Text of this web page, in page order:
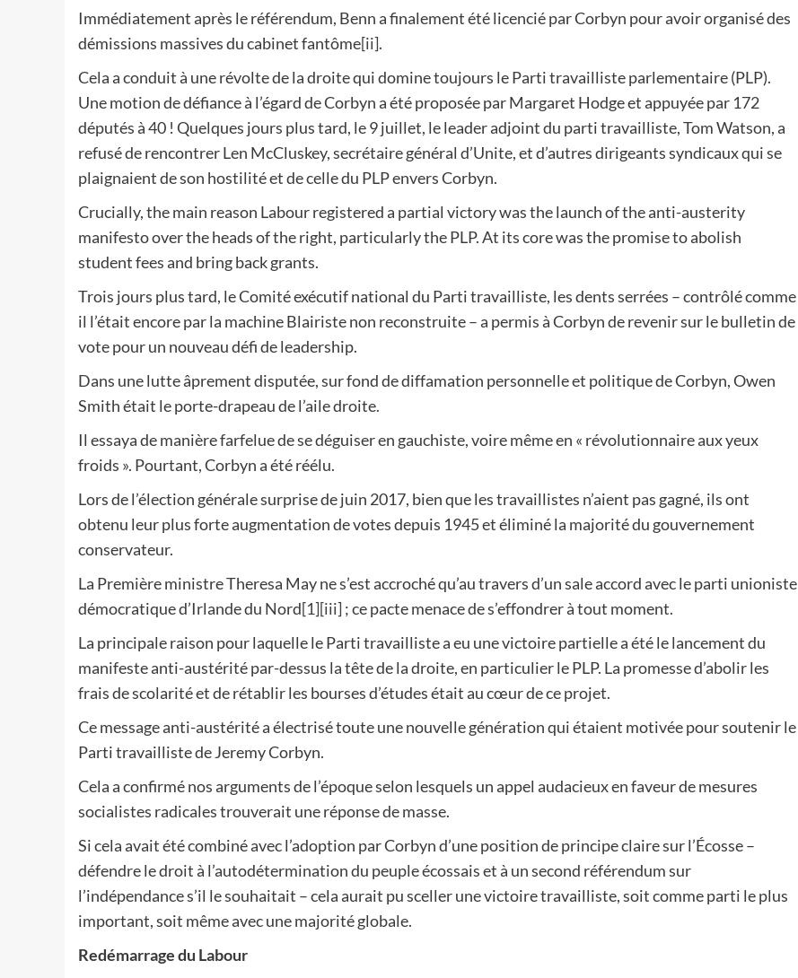
Immédiatement après le référendum, Benn a finalement été licencié par Corbyn pour avoir organisé des
démissions massives du cabinet fantôme[ii].
Cela a conduit à une révolte de la droite qui domine toujours le Parti travailliste parlementaire (PLP).
Une motion de défiance à l’égard de Corbyn a été proposée par Margaret Hodge et appuyée par 172
députés à 40 ! Quelques jours plus tard, le 9 juillet, le leader adjoint du parti travailliste, Tom Watson, a
refusé de rencontrer Len McCluskey, secrétaire général d’Unite, et d’autres dirigeants syndicaux qui se
plaignaient de son hostilité et de celle du PLP envers Corbyn.
Crucially, the main reason Labour registered a partial victory was the launch of the anti-austerity
manifesto over the heads of the right, particularly the PLP. At its core was the promise to abolish
student fees and bring back grants.
Trois jours plus tard, le Comité exécutif national du Parti travailliste, les dents serrées – contrôlé comme
il l’était encore par la machine Blairiste non reconstruite – a permis à Corbyn de revenir sur le bulletin de
vote pour un nouveau défi de leadership.
Dans une lutte âprement disputée, sur fond de diffamation personnelle et politique de Corbyn, Owen
Smith était le porte-drapeau de l’aile droite.
Il essaya de manière farfelue de se déguiser en gauchiste, voire même en « révolutionnaire aux yeux
froids ». Pourtant, Corbyn a été réélu.
Lors de l’élection générale surprise de juin 2017, bien que les travaillistes n’aient pas gagné, ils ont
obtenu leur plus forte augmentation de votes depuis 1945 et éliminé la majorité du gouvernement
conservateur.
La Première ministre Theresa May ne s’est accroché qu’au travers d’un sale accord avec le parti unioniste
démocratique d’Irlande du Nord[1][iii]; ce pacte menace de s’effondrer à tout moment.
La principale raison pour laquelle le Parti travailliste a eu une victoire partielle a été le lancement du
manifeste anti-austérité par-dessus la tête de la droite, en particulier le PLP. La promesse d’abolir les
frais de scolarité et de rétablir les bourses d’études était au cœur de ce projet.
Ce message anti-austérité a électrisé toute une nouvelle génération qui étaient motivée pour soutenir le
Parti travailliste de Jeremy Corbyn.
Cela a confirmé nos arguments de l’époque selon lesquels un appel audacieux en faveur de mesures
socialistes radicales trouverait une réponse de masse.
Si cela avait été combiné avec l’adoption par Corbyn d’une position de principe claire sur l’Écosse –
défendre le droit à l’autodétermination du peuple écossais et à un second référendum sur
l’indépendance s’il le souhaitait – cela aurait pu sceller une victoire travailliste, soit comme parti le plus
important, soit même avec une majorité globale.
Redémarrage du Labour